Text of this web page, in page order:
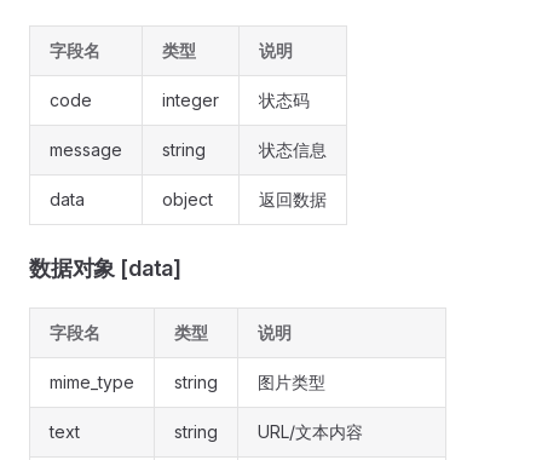
字段名 类型 说明
code integer 状态码
message string 状态信息
data object 返回数据
数据对象 [data]
字段名 类型 说明
mime_type string 图片类型
text string URL/文本内容